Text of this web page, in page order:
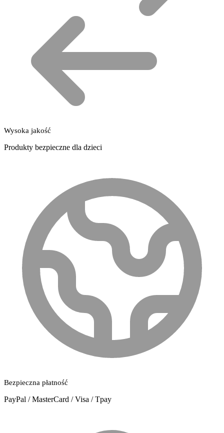
Wysoka jakość
Produkty bezpieczne dla dzieci
Bezpieczna płatność
PayPal / MasterCard / Visa / Tpay